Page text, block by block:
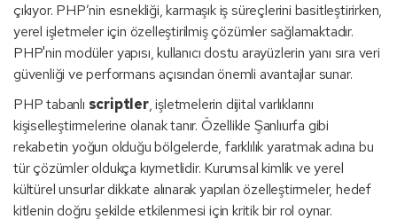
çıkıyor. PHP’nin esnekliği, karmaşık iş süreçlerini basitleştirirken,
yerel işletmeler için özelleştirilmiş çözümler sağlamaktadır.
PHP'nin modüler yapısı, kullanıcı dostu arayüzlerin yanı sıra veri
güvenliği ve performans açısından önemli avantajlar sunar.
PHP tabanlı scriptler, işletmelerin dijital varlıklarını
kişiselleştirmelerine olanak tanır. Özellikle Şanlıurfa gibi
rekabetin yoğun olduğu bölgelerde, farklılık yaratmak adına bu
tür çözümler oldukça kıymetlidir. Kurumsal kimlik ve yerel
kültürel unsurlar dikkate alınarak yapılan özelleştirmeler, hedef
kitlenin doğru şekilde etkilenmesi için kritik bir rol oynar.